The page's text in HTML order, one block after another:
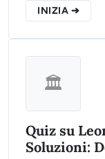
apprendimento.
INIZIA ➔
🏛️
Quiz su
Soluzioni: